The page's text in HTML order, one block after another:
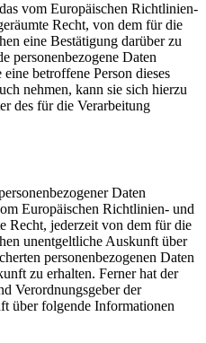
vom Europäischen Richtlinien-
Recht, von dem für die
eine Bestätigung darüber zu
personenbezogene Daten
betroffene Person dieses
nehmen, kann sie sich hierzu
des für die Verarbeitung
Daten
Europäischen Richtlinien- und
Recht, jederzeit von dem für die
unentgeltliche Auskunft über
personenbezogenen Daten
zu erhalten. Ferner hat der
Verordnungsgeber der
über folgende Informationen